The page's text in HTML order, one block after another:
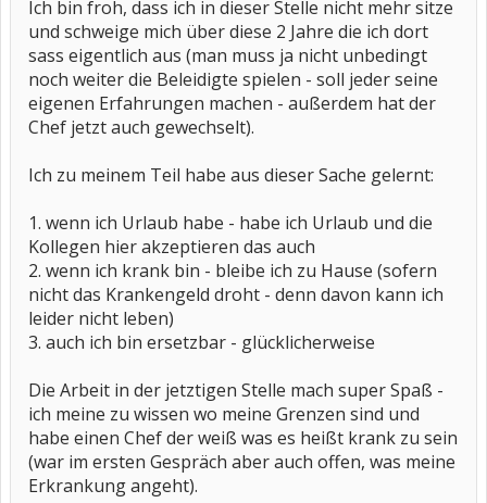
Ich bin froh, dass ich in dieser Stelle nicht mehr sitze
und schweige mich über diese 2 Jahre die ich dort
sass eigentlich aus (man muss ja nicht unbedingt
noch weiter die Beleidigte spielen - soll jeder seine
eigenen Erfahrungen machen - außerdem hat der
Chef jetzt auch gewechselt).
Ich zu meinem Teil habe aus dieser Sache gelernt:
1. wenn ich Urlaub habe - habe ich Urlaub und die
Kollegen hier akzeptieren das auch
2. wenn ich krank bin - bleibe ich zu Hause (sofern
nicht das Krankengeld droht - denn davon kann ich
leider nicht leben)
3. auch ich bin ersetzbar - glücklicherweise
Die Arbeit in der jetztigen Stelle mach super Spaß -
ich meine zu wissen wo meine Grenzen sind und
habe einen Chef der weiß was es heißt krank zu sein
(war im ersten Gespräch aber auch offen, was meine
Erkrankung angeht).